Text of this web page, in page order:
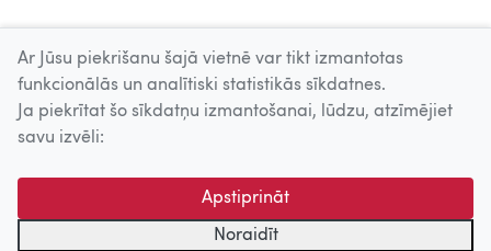
Uz augšu
© 2026 Nacionālais Kino centrs, Kultūras informācijas sistēmu
centrs. Sadarbības partneris: Latvijas Valsts
kinofotofonodokumentu arhīvs.
Ar Jūsu piekrišanu šajā vietnē var tikt izmantotas
funkcionālās un analītiski statistikās sīkdatnes.
Ja piekrītat šo sīkdatņu izmantošanai, lūdzu, atzīmējiet
savu izvēli:
Apstiprināt
Noraidīt